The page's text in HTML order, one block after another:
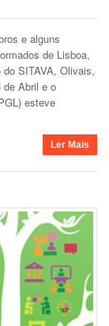
e alguns
de Lisboa,
SITAVA, Olivais,
de Abril e o
esteve
Ler Mais